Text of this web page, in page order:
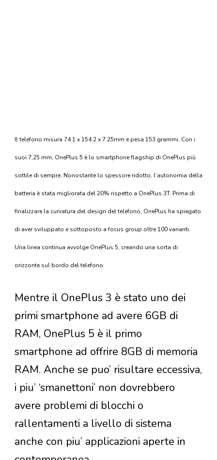
Il telefono misura 74.1 x 154.2 x 7.25mm e pesa 153 grammi. Con i
suoi 7,25 mm, OnePlus 5 è lo smartphone flagship di OnePlus più
sottile di sempre. Nonostante lo spessore ridotto, l’autonomia della
batteria è stata migliorata del 20% rispetto a OnePlus 3T. Prima di
finalizzare la curvatura del design del telefono, OnePlus ha spiegato
di aver sviluppato e sottoposto a focus group oltre 100 varianti.
Una linea continua avvolge OnePlus 5, creando una sorta di
orizzonte sul bordo del telefono.
Mentre il OnePlus 3 è stato uno dei
primi smartphone ad avere 6GB di
RAM, OnePlus 5 è il primo
smartphone ad offrire 8GB di memoria
RAM. Anche se puo’ risultare eccessiva,
i piu’ ‘smanettoni’ non dovrebbero
avere problemi di blocchi o
rallentamenti a livello di sistema
anche con piu’ applicazioni aperte in